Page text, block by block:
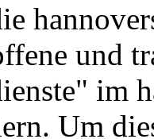
und
im
Um